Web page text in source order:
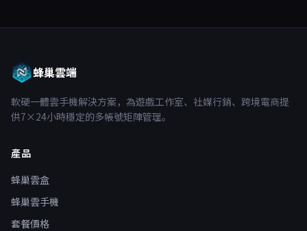
蜂巢雲端
軟硬一體雲手機解決方案，為遊戲工作室、社媒行銷、跨境電商提
供7×24小時穩定的多帳號矩陣管理。
產品
蜂巢雲盒
蜂巢雲手機
套餐價格